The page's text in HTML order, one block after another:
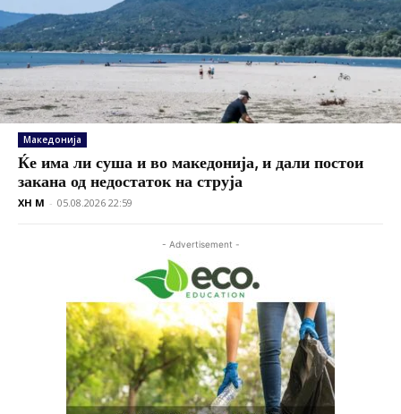
Македонија
Ќе има ли суша и во македонија, и дали постои
закана од недостаток на струја
XH M - 05.08.2026 22:59
- Advertisement -